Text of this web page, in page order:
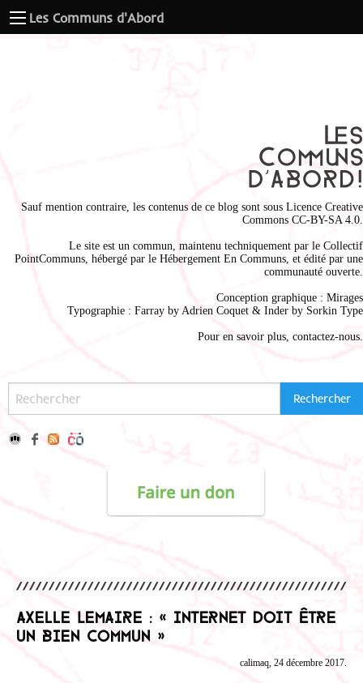
Les Communs d'Abord
Sauf mention contraire, les contenus de ce blog sont sous Licence Creative
Commons CC-BY-SA 4.0
Le site est un commun, maintenu techniquement par le Collectif
PointCommuns , hébergé par le Hébergement En Communs , et édité par une
communauté ouverte.
Conception graphique : Mirages
Typographie : Farray by Adrien Coquet & Inder by Sorkin Type
Pour en savoir plus, contactez-nous
Axelle Lemaire : « Internet doit être
un bien commun »
calimaq, 24 décembre 2017.